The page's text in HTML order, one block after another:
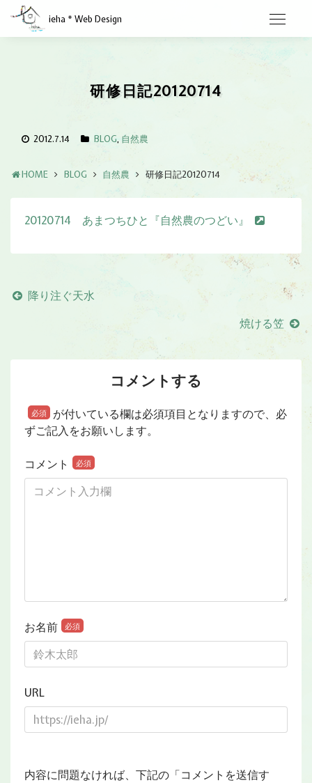
ieha * Web Design
研修日記20120714
2012.7.14 BLOG, 自然農
HOME BLOG 自然農 研修日記20120714
20120714 あまつちひと『自然農のつどい』
降り注ぐ天水
焼ける笠
コメントする
必須
が付いている欄は必須項目となりますので、必
ずご記入をお願いします。
コメント 必須
お名前 必須
URL
内容に問題なければ、下記の「コメントを送信す